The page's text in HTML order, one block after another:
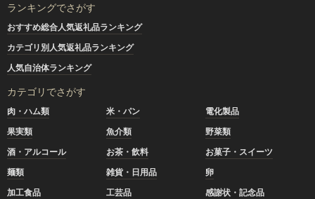
ランキングでさがす
おすすめ総合人気返礼品ランキング
カテゴリ別人気返礼品ランキング
人気自治体ランキング
カテゴリでさがす
肉・ハム類 米・パン
電化製品
果実類
魚介類
野菜類
酒・アルコール
お茶・飲料
お菓子・スイーツ
麺類
雑貨・日用品
卵
加工食品
工芸品
感謝状・記念品